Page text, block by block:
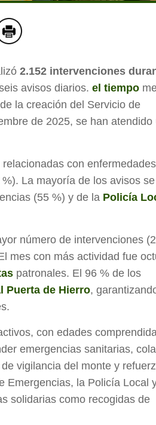
2.152 intervenciones
avisos diarios. el tiempo
la creación del Servicio de
de 2025, se han atendido
con
La mayoría de los avisos se
(55 %) y de la Policía
número de intervenciones
mes con más actividad fue
patronales. El 96 % de los
Puerta de Hierro,
con edades
emergencias sanitarias,
vigilancia del monte y
Emergencias, la Policía Local
solidarias como recogidas de